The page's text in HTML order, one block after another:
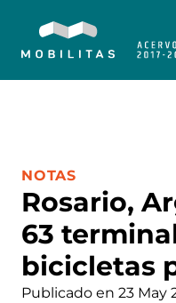
Rosario,
63
bicicletas
CATEGORÍA:
NOTAS
Publicado en 23 May